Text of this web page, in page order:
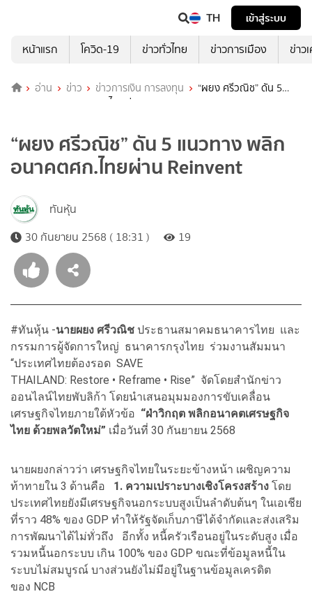
TH
เข้าสู่ระบบ
หน้าแรก
โควิด-19 ข่าวทั่วไทย ข่าวการเมือง ข่าว
อ่าน ข่าว ข่าวการเงิน การลงทุน
“ผยง ศรีวณิช” ดัน 5
แนวทาง พลิกอนาคตศก.ไทยผ่าน Reinvent
“ผยง ศรีวณิช” ดัน 5 แนวทาง พลิก
อนาคตศก.ไทยผ่าน Reinvent
ทันหุ้น
30 กันยายน 2568 ( 18:31 )
19
#ทันหุ้น -นายผยง ศรีวณิช ประธานสมาคมธนาคารไทย และ
กรรมการผู้จัดการใหญ่ ธนาคารกรุงไทย ร่วมงานสัมมนา
“ประเทศไทยต้องรอด SAVE
THAILAND: Restore • Reframe • Rise” จัดโดยสำนักข่าว
ออนไลน์ไทยพับลิก้า โดยนำเสนอมุมมองการขับเคลื่อน
เศรษฐกิจไทยภายใต้หัวข้อ “ฝ่าวิกฤต พลิกอนาคตเศรษฐกิจ
ไทย ด้วยพลวัตใหม่” เมื่อวันที่ 30 กันยายน 2568
นายผยงกล่าวว่า เศรษฐกิจไทยในระยะข้างหน้า เผชิญความ
ท้าทายใน 3 ด้านคือ 1. ความเปราะบางเชิงโครงสร้าง โดย
ประเทศไทยยังมีเศรษฐกิจนอกระบบสูงเป็นลำดับต้นๆ ในเอเชีย
ที่ราว 48% ของ GDP ทำให้รัฐจัดเก็บภาษีได้จำกัดและส่งเสริม
การพัฒนาได้ไม่ทั่วถึง อีกทั้ง หนี้ครัวเรือนอยู่ในระดับสูง เมื่อ
รวมหนี้นอกระบบ เกิน 100% ของ GDP ขณะที่ข้อมูลหนี้ใน
ระบบไม่สมบูรณ์ บางส่วนยังไม่มีอยู่ในฐานข้อมูลเครดิต
ของ NCB